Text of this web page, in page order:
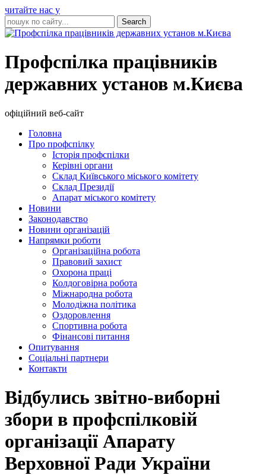
читайте нас у
Профспілка працівників
державних установ м.Києва
офіційний веб-сайт
Головна
Про профспілку
Історія профспілки
Керівні органи
Склад Київського міського комітету
Склад Президії
Апарат міського комітету
Новини
Законодавство
Новини організацій
Напрямки роботи
Організаційна робота
Правовий захист
Охорона праці
Колдоговірна робота
Міжнародна робота
Молодіжна політика
Оздоровлення
Спортивна робота
Фінансові питання
Опитування
Соціальні партнери
Контакти
Відбулись звітно-виборні
збори в профспілковій
організації Апарату
Верховної Ради України